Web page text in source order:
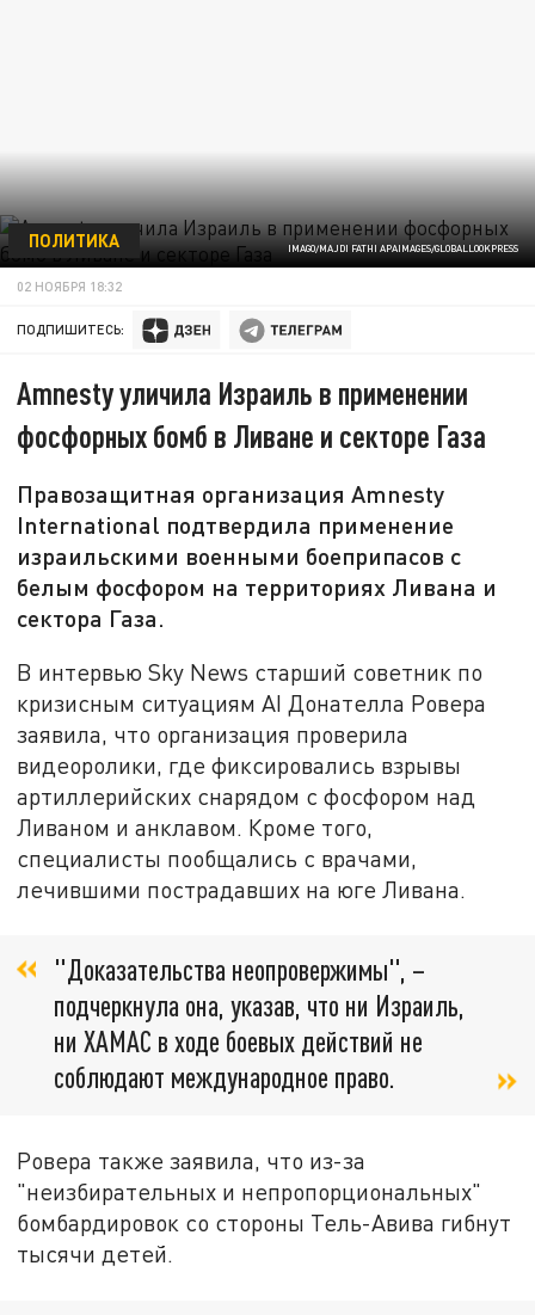
IMAGO/MAJDI FATHI APAIMAGES/GLOBALLOOKPRESS
ПОЛИТИКА
02 НОЯБРЯ 18:32
ПОДПИШИТЕСЬ:
Amnesty уличила Израиль в применении
фосфорных бомб в Ливане и секторе Газа
Правозащитная организация Amnesty
International подтвердила применение
израильскими военными боеприпасов с
белым фосфором на территориях Ливана и
сектора Газа.
В интервью Sky News старший советник по
кризисным ситуациям AI Донателла Ровера
заявила, что организация проверила
видеоролики, где фиксировались взрывы
артиллерийских снарядом с фосфором над
Ливаном и анклавом. Кроме того,
специалисты пообщались с врачами,
лечившими пострадавших на юге Ливана.
"Доказательства неопровержимы", –
подчеркнула она, указав, что ни Израиль,
ни ХАМАС в ходе боевых действий не
соблюдают международное право.
Ровера также заявила, что из-за
"неизбирательных и непропорциональных"
бомбардировок со стороны Тель-Авива гибнут
тысячи детей.